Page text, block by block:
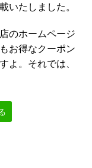
いたしました。
のホームページ
お得なクーポン
よ。それでは、